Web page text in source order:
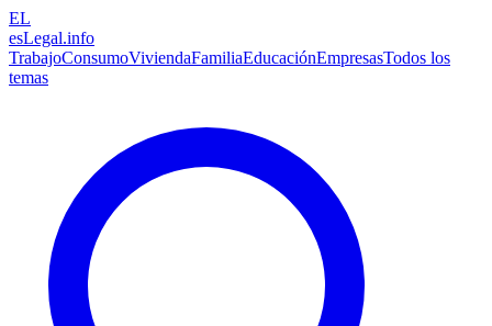
EL
esLegal.info
TrabajoConsumoViviendaFamiliaEducaciónEmpresasTodos los
temas